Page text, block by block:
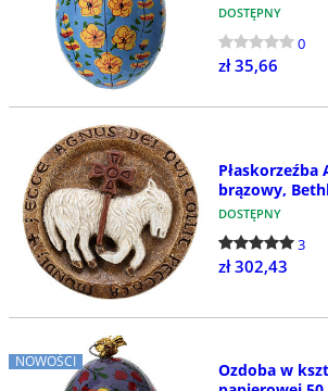
DOSTĘPNY
0
zł 35,66
Płaskorzeźba
brązowy,
DOSTĘPNY
3
zł 302,43
NOWOŚCI
Ozdoba w